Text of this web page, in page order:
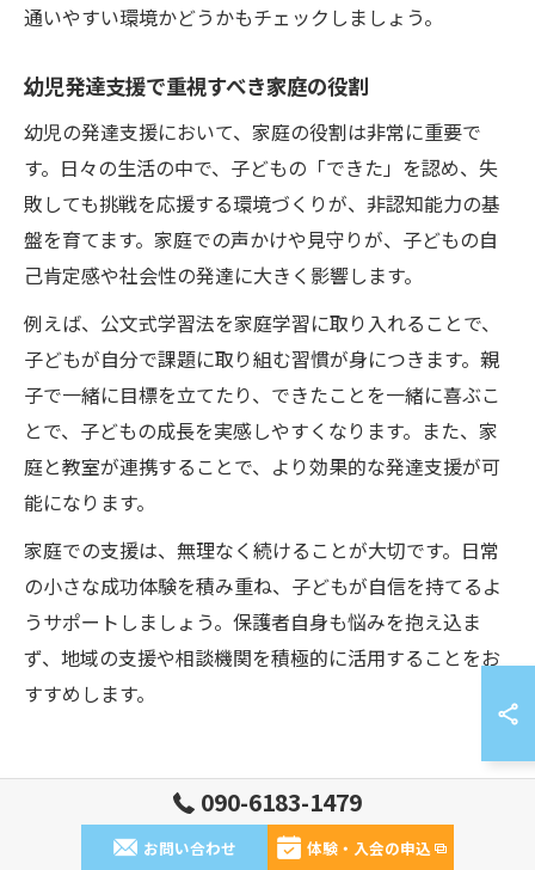
通いやすい環境かどうかもチェックしましょう。
幼児発達支援で重視すべき家庭の役割
幼児の発達支援において、家庭の役割は非常に重要で
す。日々の生活の中で、子どもの「できた」を認め、失
敗しても挑戦を応援する環境づくりが、非認知能力の基
盤を育てます。家庭での声かけや見守りが、子どもの自
己肯定感や社会性の発達に大きく影響します。
例えば、公文式学習法を家庭学習に取り入れることで、
子どもが自分で課題に取り組む習慣が身につきます。親
子で一緒に目標を立てたり、できたことを一緒に喜ぶこ
とで、子どもの成長を実感しやすくなります。また、家
庭と教室が連携することで、より効果的な発達支援が可
能になります。
家庭での支援は、無理なく続けることが大切です。日常
の小さな成功体験を積み重ね、子どもが自信を持てるよ
うサポートしましょう。保護者自身も悩みを抱え込ま
ず、地域の支援や相談機関を積極的に活用することをお
すすめします。
子どもの成長をサポートする地域の
090-6183-1479
お問い合わせ 体験・入会の申込